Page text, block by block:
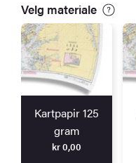
Velg materiale
Kartpapir 125
gram
kr0,00